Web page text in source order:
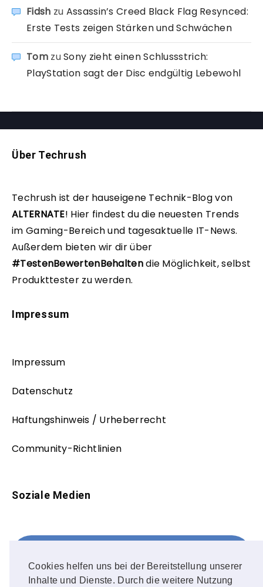
Cookies helfen uns bei der Bereitstellung unserer
Inhalte und Dienste. Durch die weitere Nutzung
Fidsh zu Assassin’s Creed Black Flag Resynced:
Erste Tests zeigen Stärken und Schwächen
TomzuSony zieht einen Schlussstrich:
PlayStation sagt der Disc endgültig Lebewohl
Über Techrush
Techrush ist der hauseigene Technik-Blog von
ALTERNATE! Hier findest du die neuesten Trends
im Gaming-Bereich und tagesaktuelle IT-News.
Außerdem bieten wir dir über
#TestenBewertenBehaltendie Möglichkeit, selbst
Produkttester zu werden.
Impressum
Impressum
Datenschutz
Haftungshinweis / Urheberrecht
Community-Richtlinien
Soziale Medien
FOLLOW ME!